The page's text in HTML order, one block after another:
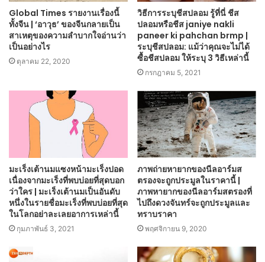
Global Times รายงานเรื่องนี้
ทั้งจีน | ‘อาวุธ’ ของจีนกลายเป็น
สาเหตุของความลำบากใจอ่านว่า
เป็นอย่างไร
ตุลาคม 22, 2020
วิธีการระบุชีสปลอม รู้ที่นี่ ชีส
ปลอมหรือชีส janiye nakli
paneer ki pahchan brmp |
ระบุชีสปลอม: แม้ว่าคุณจะไม่ได้
ซื้อชีสปลอม ให้ระบุ 3 วิธีเหล่านี้
กรกฎาคม 5, 2021
มะเร็งเต้านมแซงหน้ามะเร็งปอด
เนื่องจากมะเร็งที่พบบ่อยที่สุดบอก
ว่าใคร | มะเร็งเต้านมเป็นอันดับ
หนึ่งในรายชื่อมะเร็งที่พบบ่อยที่สุด
ในโลกอย่าละเลยอาการเหล่านี้
กุมภาพันธ์ 3, 2021
ภาพถ่ายหายากของนีลอาร์มส
ตรองจะถูกประมูลในราคานี้ |
ภาพหายากของนีลอาร์มสตรองที่
ไปถึงดวงจันทร์จะถูกประมูลและ
ทราบราคา
พฤศจิกายน 9, 2020